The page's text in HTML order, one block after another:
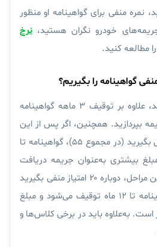
منفی برای گواهینامه او منظور
خودرو نگران هستید، نرخ
را مطالعه کنید.
گواهینامه را بگیریم؟
توقیف ۳ ماهه
گواهینامه
بپردازید. همچنین، اگر پس از این
مرحله دوباره ۲۵ نمره منفی بگیرید (در مجموع ۵۵)، گواهینامه تا
بیشتری به‌عنوان جریمه دریافت
می‌شود. اگر بعد از همه این مراحل، دوباره ۲۰ امتیاز منفی بگیرید
تا ۱۲ ماه توقیف
می‌شود و مبلغ
است. به‌علاوه باید در برخی کلاس‌ها و